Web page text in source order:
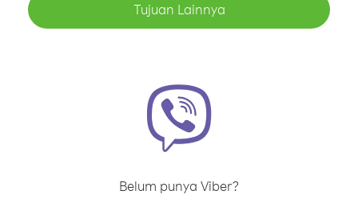
Tujuan Lainnya
Belum punya Viber?